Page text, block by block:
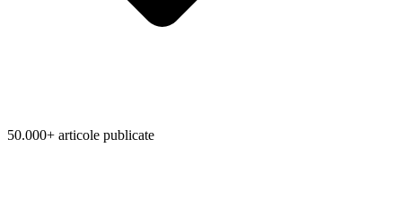
50.000+ articole publicate